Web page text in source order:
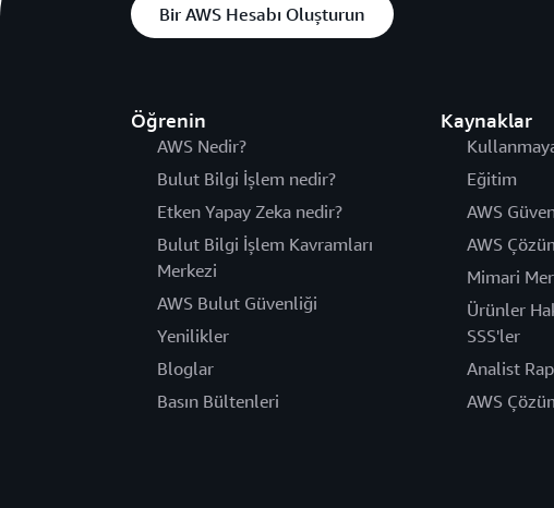
Bir AWS Hesabı Oluşturun
Öğrenin
AWS Nedir?
Bulut Bilgi İşlem nedir?
Etken Yapay Zeka nedir?
Bulut Bilgi İşlem Kavramları
Merkezi
AWS Bulut Güvenliği
Yenilikler
Bloglar
Basın Bültenleri
Kaynaklar
Eğitim
AWS
AWS
Mimari
Ürünler
SSS'ler
Analist
AWS